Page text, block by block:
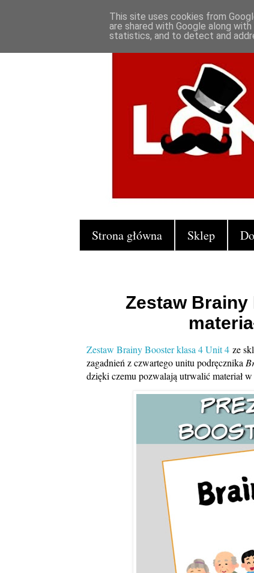
Strona główna Sklep
Zestaw
Zestaw Brainy Booster klasa 4 Unit 4 ze
zagadnień z czwartego unitu podręcznika
dzięki czemu pozwalają utrwalić materiał
This site uses cookies from
are shared with Google along
statistics, and to detect and